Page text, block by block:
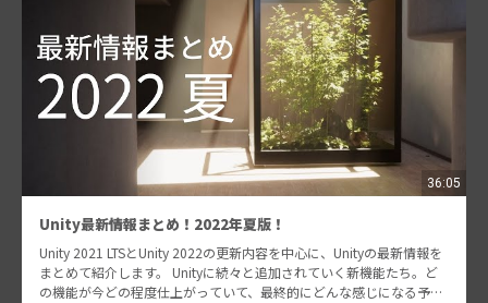
36:05
Unity最新情報まとめ！2022年夏版！
Unity 2021 LTSとUnity 2022の更新内容を中心に、Unityの最新情報を
まとめて紹介します。 Unityに続々と追加されていく新機能たち。ど
の機能が今どの程度仕上がっていて、最終的にどんな感じになる予定